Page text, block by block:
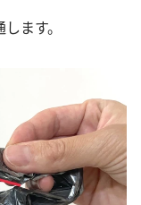
ます。